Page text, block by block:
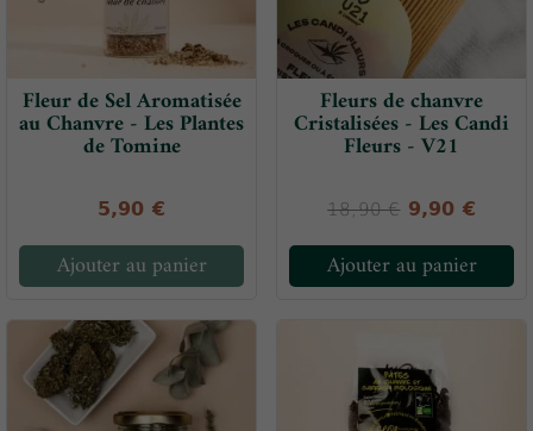
Fleur de Sel Aromatisée
au Chanvre - Les Plantes
de Tomine
5,90 €
Ajouter au panier
Fleurs de chanvre
Cristalisées - Les Candi
Fleurs - V21
18,90 € 9,90 €
Ajouter au panier